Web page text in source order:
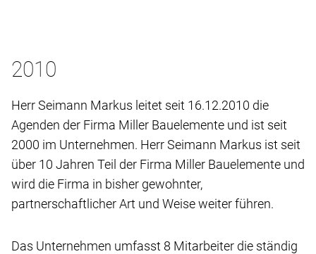
2010
Herr Seimann Markus leitet seit 16.12.2010 die
Agenden der Firma Miller Bauelemente und ist seit
2000 im Unternehmen. Herr Seimann Markus ist seit
über 10 Jahren Teil der Firma Miller Bauelemente und
wird die Firma in bisher gewohnter,
partnerschaftlicher Art und Weise weiter führen.
Das Unternehmen umfasst 8 Mitarbeiter die ständig